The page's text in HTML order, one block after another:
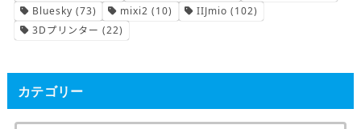
Bluesky (73) mixi2 (10) IIJmio (102)
3Dプリンター (22)
カテゴリー